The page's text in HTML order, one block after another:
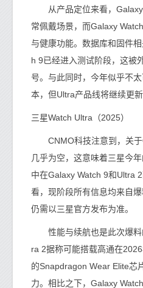
从产品定位来看，Galaxy
常佩戴场景，而Galaxy
与健康功能。数据库和固件
h 9已经进入测试阶段，这被
号。与此同时，今年似乎不
本，但Ultra产品线将继续更新
三星Watch Ultra（2025）
CNMO科技注意到，关于
几乎为空，这意味着三星今
中在Galaxy Watch 9和Ultra
看，现阶段所有信息均来自
仍需以三星官方发布为准。
性能与续航也是此次爆料
ra 2据称可能搭载高通在
的Snapdragon Wear Elite芯
力。相比之下，Galaxy